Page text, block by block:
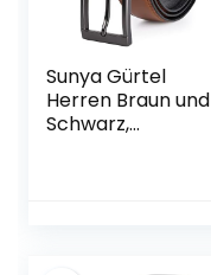
Sunya Gürtel
Herren Braun und
Schwarz,